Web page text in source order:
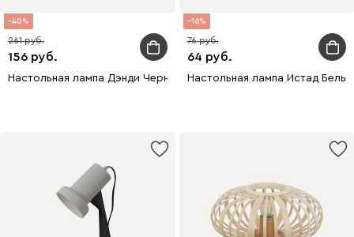
40
156
261
Настольная лампа Дэнди Черный
16
64
76
Настольная лампа Истад Белый